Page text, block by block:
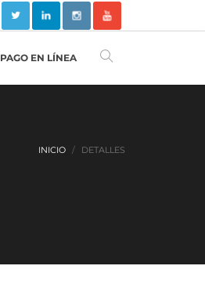
PAGO EN LÍNEA
INICIO DETALLES